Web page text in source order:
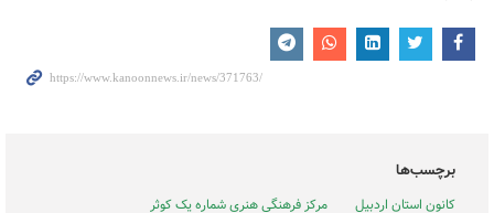
برچسب‌ها
کانون استان اردبیل
مرکز فرهنگی هنری شماره یک کوثر